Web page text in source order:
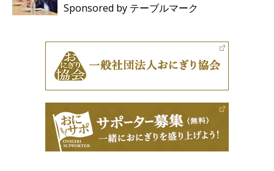
Sponsored by テーブルマーク